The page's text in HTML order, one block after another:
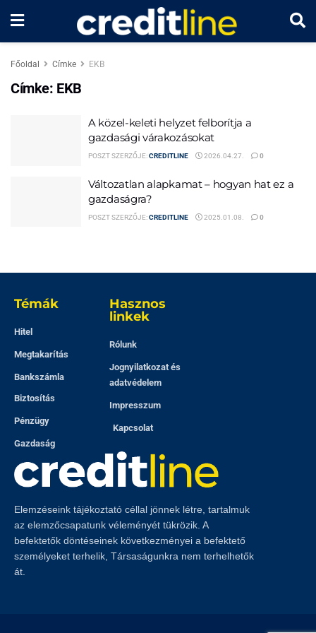
Főoldal Címke EKB
Címke: EKB
A közel-keleti helyzet felborítja a
gazdasági várakozásokat
POSZT SZERZŐJE:CREDITLINE 2026.04.27. 0
Változatlan alapkamat – hogyan hat ez a
gazdaságra?
POSZT SZERZŐJE:CREDITLINE 2025.01.08. 0
Témák
Hitel
Megtakarítás
Bankszámla
Biztosítás
Pénzügy
Gazdaság
Hasznos
linkek
Rólunk
Jognyilatkozat és
adatvédelem
Impresszum
Kapcsolat
Elemzéseink tájékoztató céllal jönnek létre, tartalmuk
az elemzőcsapatunk véleményét tükrözik. A
befektetők döntéseinek következményei a befektető
személyeket terhelik, Társaságunkra nem terhelhetők
át.